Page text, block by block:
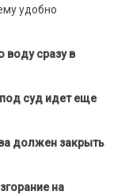
удобно
воду сразу в
под суд идет еще
должен закрыть
на